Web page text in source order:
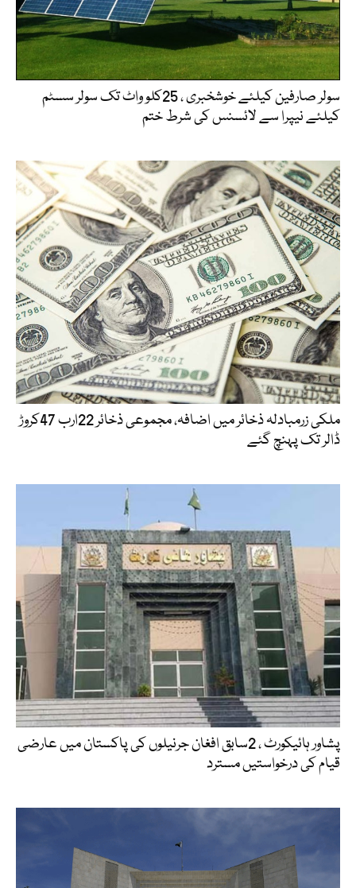
سولر صارفین کیلئے خوشخبری ، 25کلو واٹ تک سولر سسٹم
کیلئے نیپرا سے لائسنس کی شرط ختم
ملکی زرمبادلہ ذخائر میں اضافہ، مجموعی ذخائر 22ارب 47کروڑ
ڈالر تک پہنچ گئے
پشاور ہائیکورٹ ، 2سابق افغان جرنیلوں کی پاکستان میں عارضی
قیام کی درخواستیں مسترد